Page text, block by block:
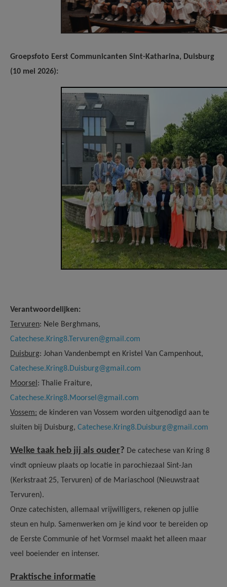
Groepsfoto Eerst Communicanten Sint-Katharina, Duisburg
(10 mei 2026):
Sint-Katharina - Eerste Communie
Verantwoordelijken:
Tervuren: Nele Berghmans,
Catechese.Kring8.Tervuren@gmail.com
Duisburg: Johan Vandenbempt en Kristel Van Campenhout,
Catechese.Kring8.Duisburg@gmail.com
Moorsel: Thalie Fraiture,
Catechese.Kring8.Moorsel@gmail.com
Vossem: de kinderen van Vossem worden uitgenodigd aan te
sluiten bij Duisburg, Catechese.Kring8.Duisburg@gmail.com
Welke taak heb jij als ouder? De catechese van Kring 8
vindt opnieuw plaats op locatie in parochiezaal Sint-Jan
(Kerkstraat 25, Tervuren) of de Mariaschool (Nieuwstraat
Tervuren).
Onze catechisten, allemaal vrijwilligers, rekenen op jullie
steun en hulp. Samenwerken om je kind voor te bereiden op
de Eerste Communie of het Vormsel maakt het alleen maar
veel boeiender en intenser.
Praktische informatie